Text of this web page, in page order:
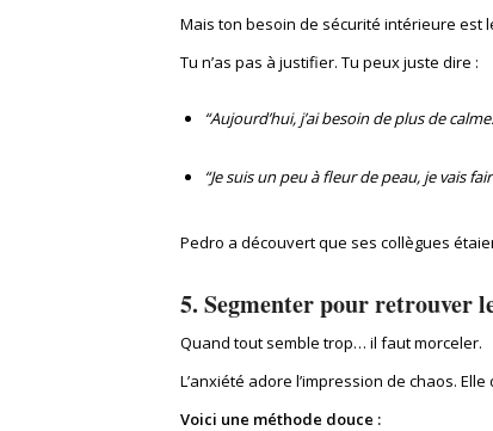
Mais ton besoin de sécurité intérieure est
Tu n’as pas à justifier. Tu peux juste dire :
“Aujourd’hui, j’ai besoin de plus de
“Je suis un peu à fleur de peau, je vais
Pedro a découvert que ses collègues
5. Segmenter pour retrouver
Quand tout semble trop… il faut morceler.
L’anxiété adore l’impression de chaos.
Voici une méthode douce :